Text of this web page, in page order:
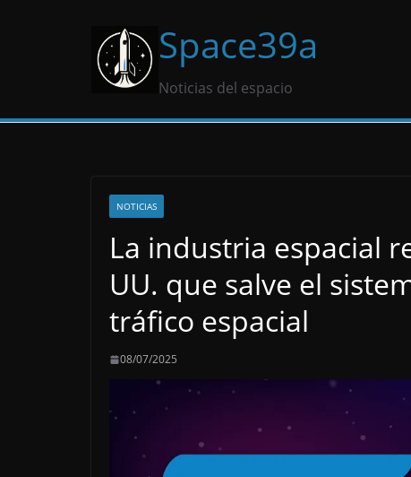
Space39a
Noticias del espacio
NOTICIAS
La industria espacial
UU. que salve el
tráfico espacial
08/07/2025